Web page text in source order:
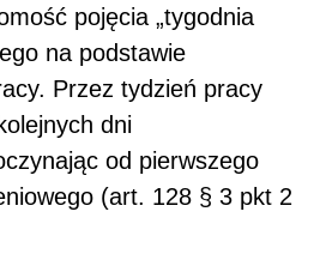
pojęcia „tygodnia
na podstawie
Przez tydzień pracy
dni
od pierwszego
(art. 128 § 3 pkt 2